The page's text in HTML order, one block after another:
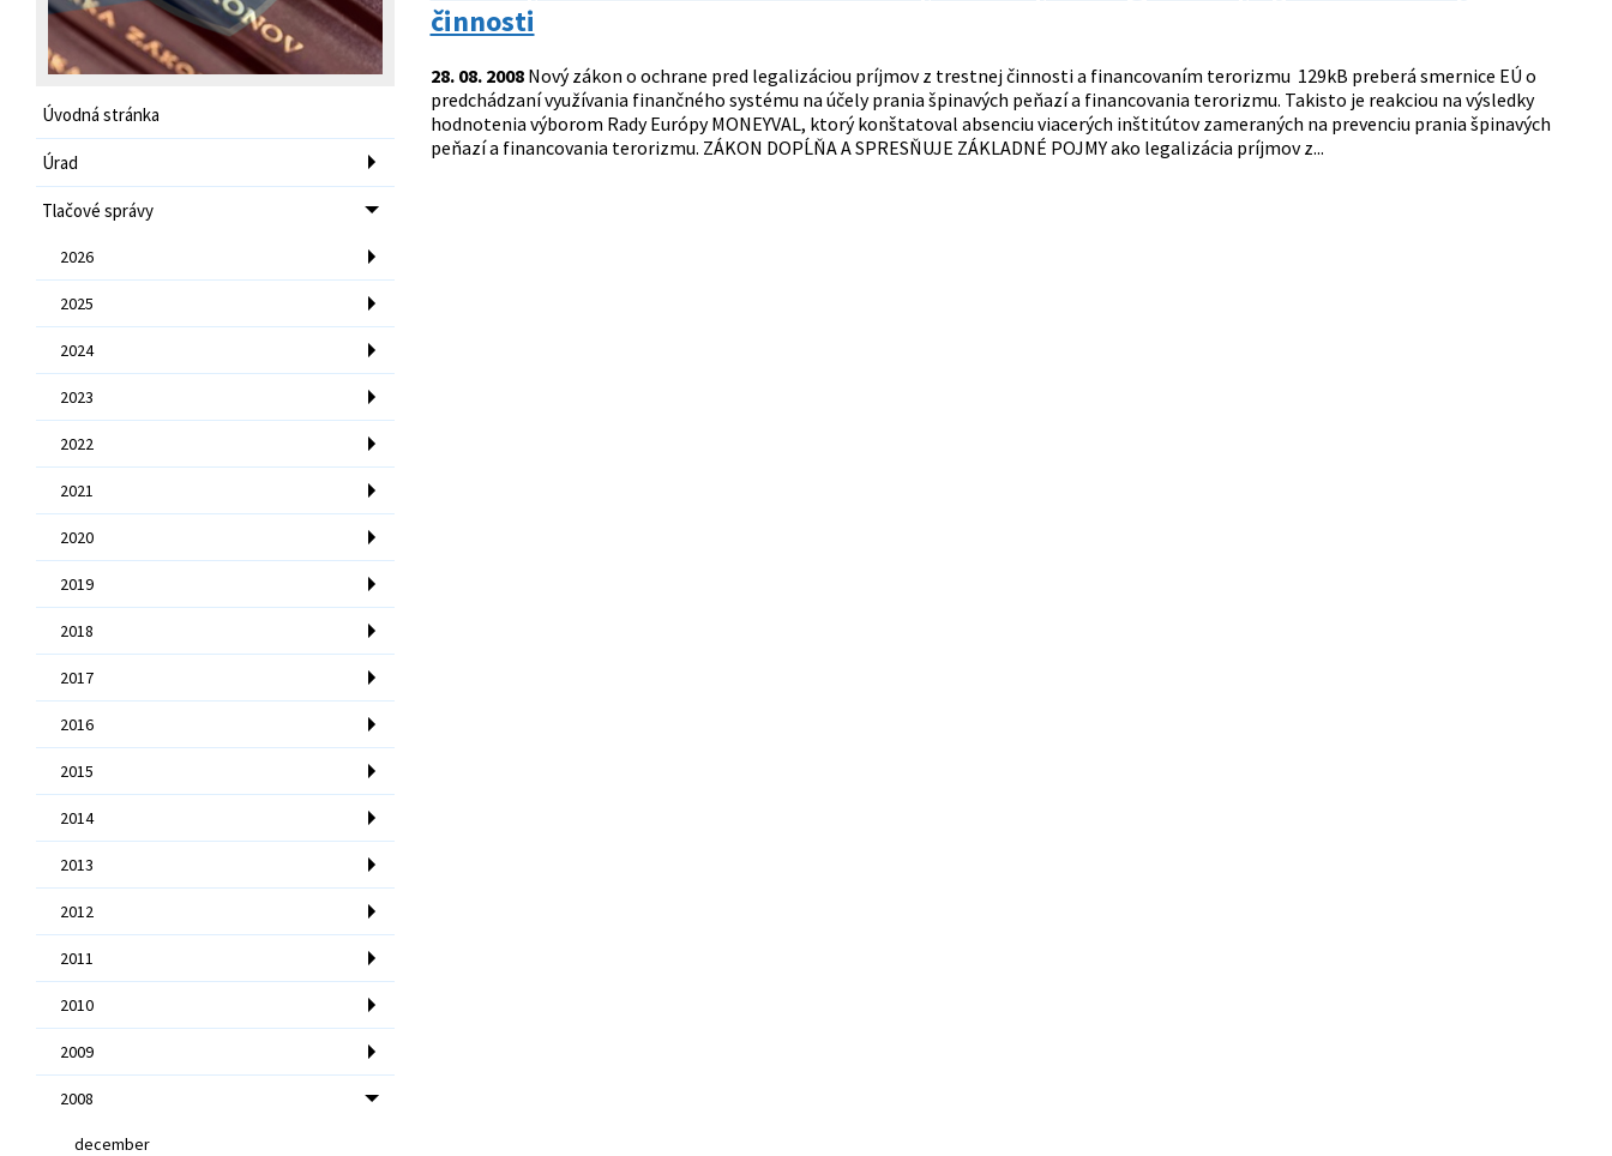
Úvodná stránka
Úrad
Tlačové správy
2026
2025
2024
2023
2022
2021
2020
2019
2018
2017
2016
2015
2014
2013
2012
2011
2010
2009
2008
december
činnosti
28. 08. 2008Nový zákon o ochrane pred legalizáciou príjmov z trestnej činnosti a financovaním terorizmu 129kB preberá smernice EÚ o
predchádzaní využívania finančného systému na účely prania špinavých peňazí a financovania terorizmu. Takisto je reakciou na výsledky
hodnotenia výborom Rady Európy MONEYVAL, ktorý konštatoval absenciu viacerých inštitútov zameraných na prevenciu prania špinavých
peňazí a financovania terorizmu. ZÁKON DOPĹŇA A SPRESŇUJE ZÁKLADNÉ POJMY ako legalizácia príjmov z...